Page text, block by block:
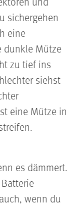
sichergehen
eine
dunkle Mütze
zu tief ins
siehst
eine Mütze in
es dämmert.
wenn du